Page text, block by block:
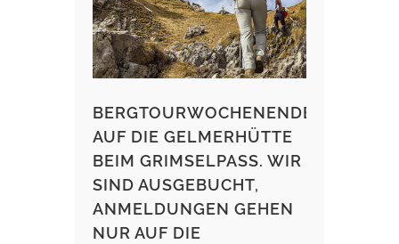
BERGTOURWOCHENENDE
AUF DIE GELMERHÜTTE
BEIM GRIMSELPASS. WIR
SIND AUSGEBUCHT,
ANMELDUNGEN GEHEN
NUR AUF DIE